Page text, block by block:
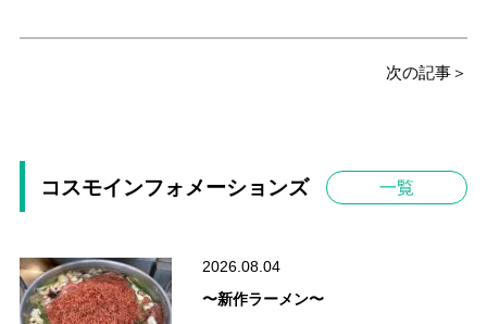
次の記事＞
コスモインフォメーションズ 一覧
2026.08.04
〜新作ラーメン〜